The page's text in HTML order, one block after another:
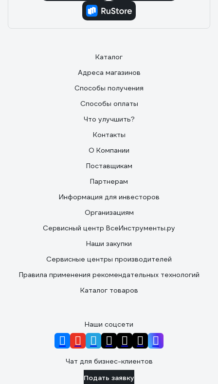
Каталог
Адреса магазинов
Способы получения
Способы оплаты
Что улучшить?
Контакты
О Компании
Поставщикам
Партнерам
Информация для инвесторов
Организациям
Сервисный центр ВсеИнструменты.ру
Наши закупки
Сервисные центры производителей
Правила применения рекомендательных технологий
Каталог товаров
Наши соцсети
Чат для бизнес-клиентов
Подать заявку